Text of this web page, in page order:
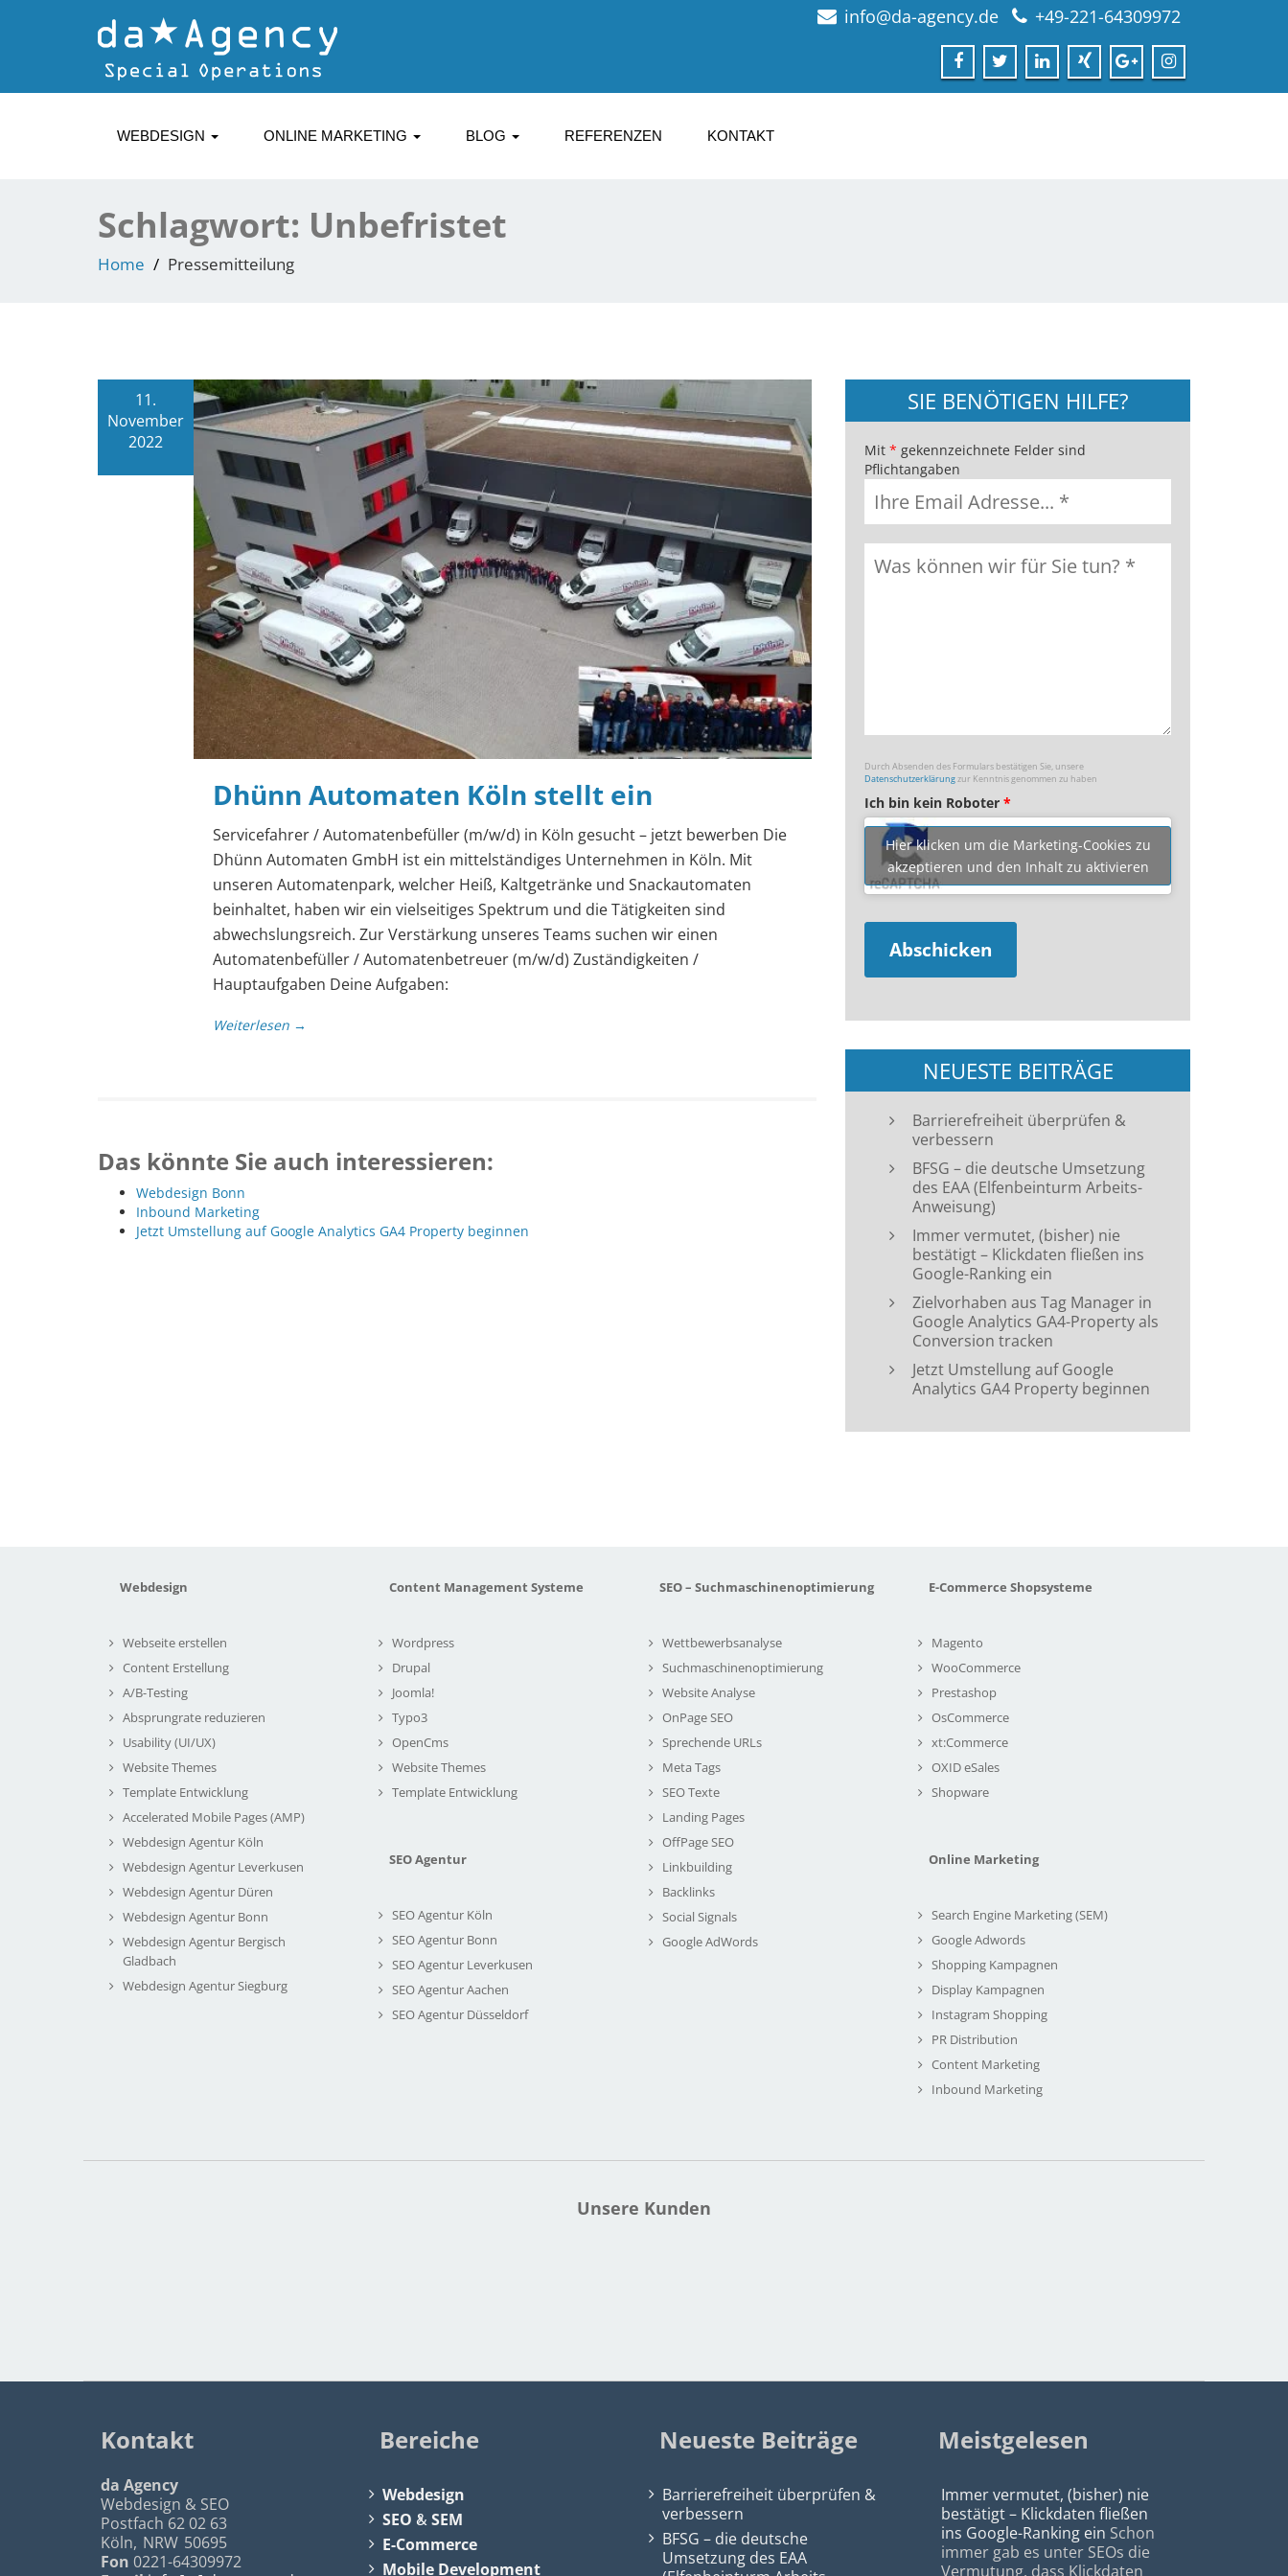
info@da-agency.de +49-221-64309972
WEBDESIGN ONLINE MARKETING BLOG REFERENZEN KONTAKT
Schlagwort: Unbefristet
Home Pressemitteilung
11.
November
2022
Dhünn Automaten Köln stellt ein
Servicefahrer / Automatenbefüller (m/w/d) in Köln gesucht – jetzt bewerben Die
Dhünn Automaten GmbH ist ein mittelständiges Unternehmen in Köln. Mit
unseren Automatenpark, welcher Heiß, Kaltgetränke und Snackautomaten
beinhaltet, haben wir ein vielseitiges Spektrum und die Tätigkeiten sind
abwechslungsreich. Zur Verstärkung unseres Teams suchen wir einen
Automatenbefüller / Automatenbetreuer (m/w/d) Zuständigkeiten /
Hauptaufgaben Deine Aufgaben:
Weiterlesen →
Das könnte Sie auch interessieren:
Webdesign Bonn
Inbound Marketing
Jetzt Umstellung auf Google Analytics GA4 Property beginnen
SIE BENÖTIGEN HILFE?
Mit * gekennzeichnete Felder sind
Pflichtangaben
Durch Absenden des Formulars bestätigen Sie, unsere
Datenschutzerklärungzur Kenntnis genommen zu haben
Ich bin kein Roboter *
Hier klicken um die Marketing-Cookies zu
akzeptieren und den Inhalt zu aktivieren
NEUESTE BEITRÄGE
Barrierefreiheit überprüfen &
verbessern
BFSG – die deutsche Umsetzung
des EAA (Elfenbeinturm Arbeits-
Anweisung)
Immer vermutet, (bisher) nie
bestätigt – Klickdaten fließen ins
Google-Ranking ein
Zielvorhaben aus Tag Manager in
Google Analytics GA4-Property als
Conversion tracken
Jetzt Umstellung auf Google
Analytics GA4 Property beginnen
Webdesign
Webseite erstellen
Content Erstellung
A/B-Testing
Absprungrate reduzieren
Usability (UI/UX)
Website Themes
Template Entwicklung
Accelerated Mobile Pages (AMP)
Webdesign Agentur Köln
Webdesign Agentur Leverkusen
Webdesign Agentur Düren
Webdesign Agentur Bonn
Webdesign Agentur Bergisch
Gladbach
Webdesign Agentur Siegburg
Content Management Systeme
Wordpress
Drupal
Joomla!
Typo3
OpenCms
Website Themes
Template Entwicklung
SEO Agentur
SEO Agentur Köln
SEO Agentur Bonn
SEO Agentur Leverkusen
SEO Agentur Aachen
SEO Agentur Düsseldorf
SEO – Suchmaschinenoptimierung
Wettbewerbsanalyse
Suchmaschinenoptimierung
Website Analyse
OnPage SEO
Sprechende URLs
Meta Tags
SEO Texte
Landing Pages
OffPage SEO
Linkbuilding
Backlinks
Social Signals
Google AdWords
E-Commerce Shopsysteme
Magento
WooCommerce
Prestashop
OsCommerce
xt:Commerce
OXID eSales
Shopware
Online Marketing
Search Engine Marketing (SEM)
Google Adwords
Shopping Kampagnen
Display Kampagnen
Instagram Shopping
PR Distribution
Content Marketing
Inbound Marketing
Unsere Kunden
Kontakt
da Agency
Webdesign & SEO
Postfach 62 02 63
Köln, NRW 50695
Fon 0221-64309972
Bereiche
Webdesign
SEO &SEM
E-Commerce
Mobile Development
Neueste Beiträge
Barrierefreiheit überprüfen &
verbessern
BFSG – die deutsche
Umsetzung des EAA
Meistgelesen
Immer vermutet, (bisher) nie
bestätigt – Klickdaten fließen
ins Google-Ranking ein Schon
immer gab es unter SEOs die
Vermutung, dass Klickdaten